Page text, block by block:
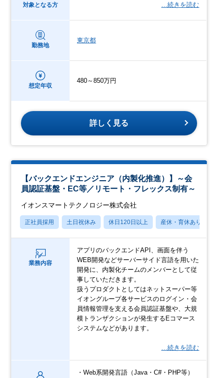
対象となる方
…続きを読む
勤務地
東京都
想定年収
480～850万円
詳しく見る
【バックエンドエンジニア（内製化推進）】～会
員認証基盤・EC等／リモート・フレックス制有～
イオンスマートテクノロジー株式会社
正社員採用 土日祝休み 休日120日以上 産休・育休あり
業務内容
アプリのバックエンドAPI、画面を伴う
WEB開発などサーバーサイド言語を用いた
開発に、内製化チームのメンバーとして従
事していただきます。
扱うプロダクトとしてはネットスーパー等
イオングループ各サービスのログイン・会
員情報管理を支える会員認証基盤や、大規
模トランザクションが発生するEコマース
システムなどがあります。
…続きを読む
・Web系開発言語（Java・C#・PHP等）